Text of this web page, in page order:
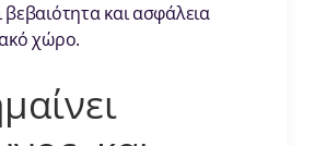
και ασφάλεια
χώρο.